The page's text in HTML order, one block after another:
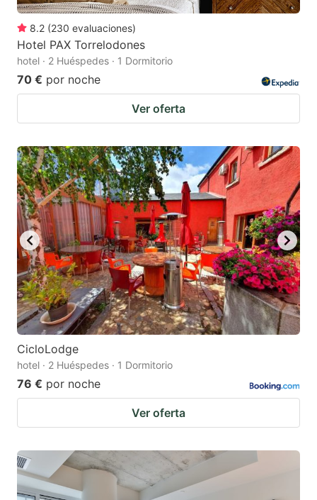
8.2 (230 evaluaciones)
Hotel PAX Torrelodones
hotel · 2 Huéspedes · 1 Dormitorio
70 € por noche
Ver oferta
CicloLodge
hotel · 2 Huéspedes · 1 Dormitorio
76 € por noche
Ver oferta